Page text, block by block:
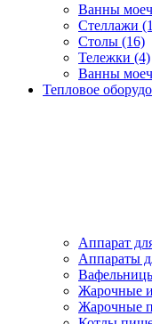
Ванны
Стеллажи
Столы (16)
Тележки (4)
Ванны
Тепловое
Аппарат
Аппараты
Жарочные
Жарочные